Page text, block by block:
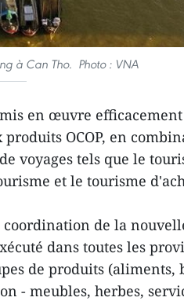
à Can Tho. Photo : VNA
en œuvre
OCOP, en
voyages tels que le
et le tourisme
de la
dans toutes les
de produits (aliments,
- meubles, herbes,